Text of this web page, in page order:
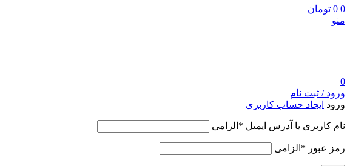
0
0 تومان
منو
0
ورود / ثبت نام
ورود ایجاد حساب کاربری
نام کاربری یا آدرس ایمیل * الزامی
رمز عبور * الزامی